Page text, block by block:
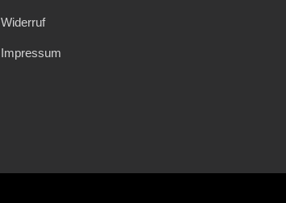
Widerruf
Impressum